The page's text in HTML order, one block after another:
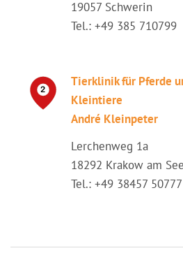
19057 Schwerin
Tel.: +49 385 710799
Tierklinik für Pferde
Kleintiere
André Kleinpeter
Lerchenweg 1a
18292 Krakow am See
Tel.: +49 38457 50777